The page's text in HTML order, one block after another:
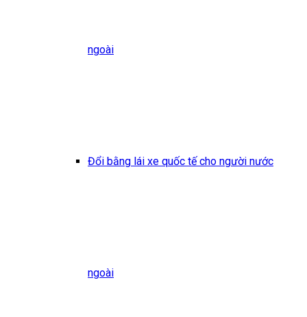
ngoài
Đổi bằng lái xe quốc tế cho người nước
ngoài